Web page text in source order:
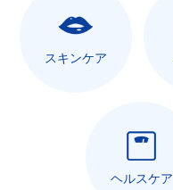
スキンケア
ヘルスケア